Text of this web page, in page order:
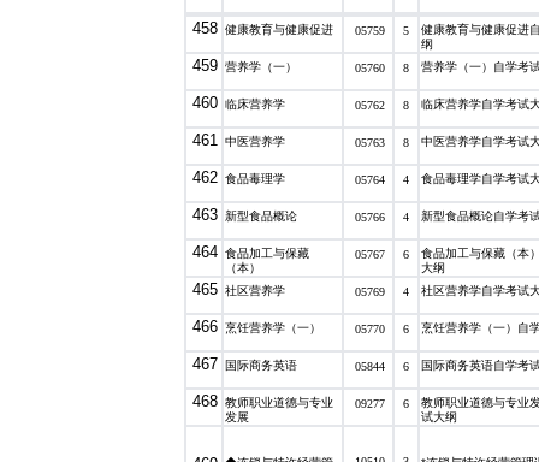
458 健康教育与健康促进 05759 5
健康教育与健康促进
纲
459 营养学（一） 05760 8 营养学（一）自学考
460 临床营养学 05762 8 临床营养学自学考试
461 中医营养学 05763 8 中医营养学自学考试
462 食品毒理学 05764 4 食品毒理学自学考试
463 新型食品概论 05766 4 新型食品概论自学考
464 食品加工与保藏
（本）
05767 6
食品加工与保藏（本
大纲
465 社区营养学 05769 4 社区营养学自学考试
466 烹饪营养学（一） 05770 6 烹饪营养学（一）自
467 国际商务英语 05844 6 国际商务英语自学考
468 教师职业道德与专业
发展
09277 6
教师职业道德与专业
试大纲